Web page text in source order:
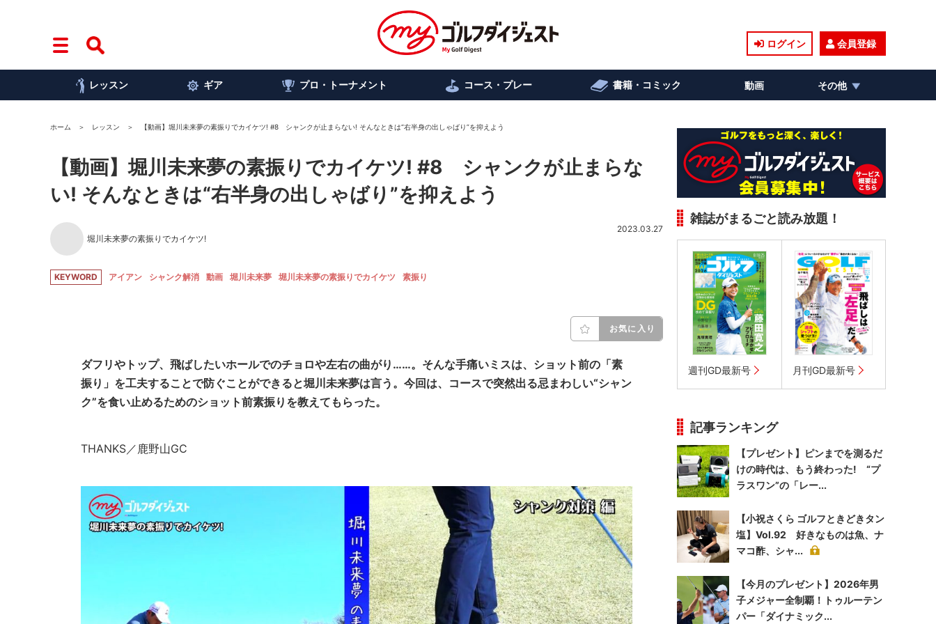
ログイン 会員登録
レッスン ギア プロ・トーナメント コース・プレー 書籍・コミック 動画 その他
ホーム レッスン 【動画】堀川未来夢の素振りでカイケツ! #8 シャンクが止まらない! そんなときは“右半身の出しゃばり”を抑えよう
【動画】堀川未来夢の素振りでカイケツ! #8 シャンクが止まらな
い! そんなときは“右半身の出しゃばり”を抑えよう
堀川未来夢の素振りでカイケツ!
2023.03.27
KEYWORD アイアン シャンク解消 動画 堀川未来夢 堀川未来夢の素振りでカイケツ 素振り
お気に入り
ダフリやトップ、飛ばしたいホールでのチョロや左右の曲がり……。そんな手痛いミスは、ショット前の「素
振り」を工夫することで防ぐことができると堀川未来夢は言う。今回は、コースで突然出る忌まわしい“シャン
ク”を食い止めるためのショット前素振りを教えてもらった。
THANKS／鹿野山GC
雑誌がまるごと読み放題！
週刊GD最新号 月刊GD最新号
記事ランキング
【プレゼント】ピンまでを測るだ
けの時代は、もう終わった! “プ
ラスワン”の「レー...
【小祝さくら ゴルフときどきタン
塩】Vol.92 好きなものは魚、ナ
マコ酢、シャ...
【今月のプレゼント】2026年男
子メジャー全制覇！トゥルーテン
パー「ダイナミック...